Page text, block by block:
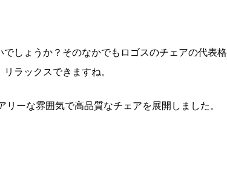
しょうか？そのなかでもロゴスのチェアの代表格
ラックスできますね。
ーな雰囲気で高品質なチェアを展開しました。